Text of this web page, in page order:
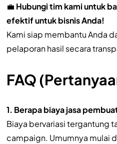
💼 Hubungi tim kami untuk
efektif untuk bisnis Anda!
Kami siap membantu Anda
pelaporan hasil secara
FAQ
1. Berapa biaya jasa
Biaya bervariasi tergantung
campaign. Umumnya mulai